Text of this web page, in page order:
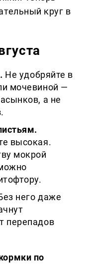
круг в
Не удобряйте в
мочевиной —
а не
высокая.
мокрой
него даже
перепадов
по